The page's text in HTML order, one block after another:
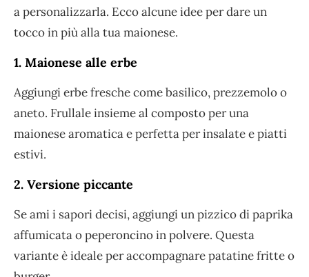
a personalizzarla. Ecco alcune idee per dare un
tocco in più alla tua maionese.
1. Maionese alle erbe
Aggiungi erbe fresche come basilico, prezzemolo o
aneto. Frullale insieme al composto per una
maionese aromatica e perfetta per insalate e piatti
estivi.
2. Versione piccante
Se ami i sapori decisi, aggiungi un pizzico di paprika
affumicata o peperoncino in polvere. Questa
variante è ideale per accompagnare patatine fritte o